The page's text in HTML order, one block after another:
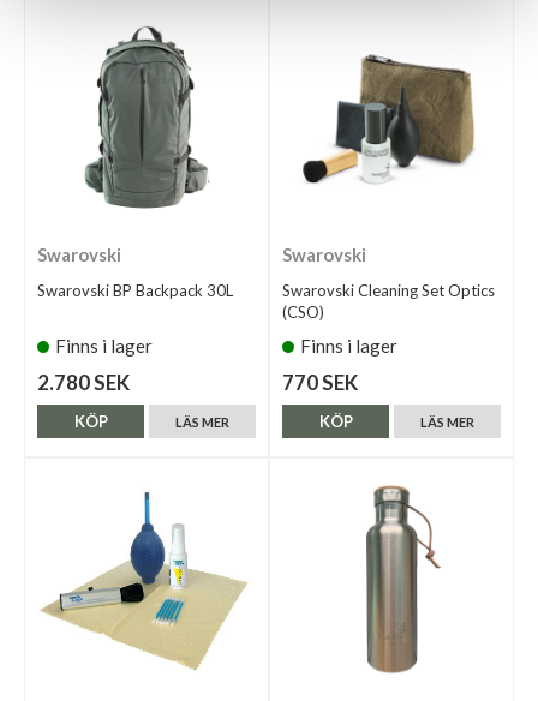
Swarovski
Swarovski BP Backpack 30L
Finns i lager
2.780 SEK
LÄS MER
KÖP
Swarovski
Swarovski Cleaning Set Optics
(CSO)
Finns i lager
770 SEK
LÄS MER
KÖP